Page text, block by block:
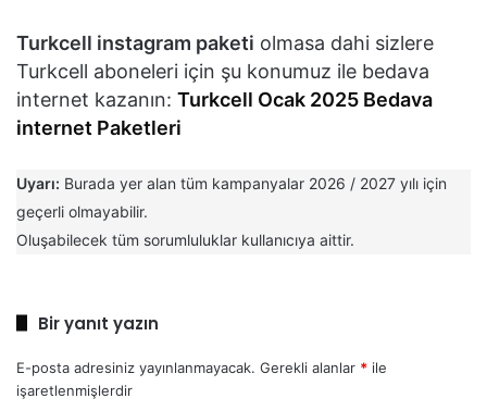
Turkcell instagram paketi olmasa dahi sizlere
Turkcell aboneleri için şu konumuz ile bedava
internet kazanın: Turkcell Ocak 2025 Bedava
internet Paketleri
Uyarı: Burada yer alan tüm kampanyalar 2026 / 2027 yılı için
geçerli olmayabilir.
Oluşabilecek tüm sorumluluklar kullanıcıya aittir.
Bir yanıt yazın
E-posta adresiniz yayınlanmayacak. Gerekli alanlar * ile
işaretlenmişlerdir